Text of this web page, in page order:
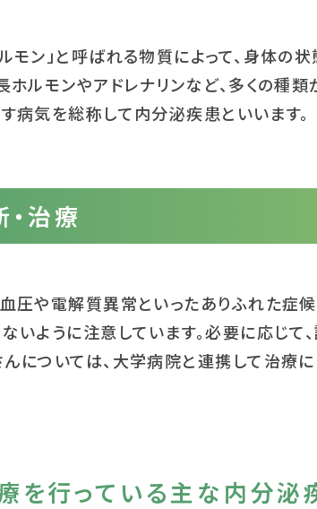
モン」と呼ばれる物質によって、身体の
ホルモンやアドレナリンなど、多くの種
病気を総称して内分泌疾患といいます。
・治療
圧や電解質異常といったありふれた症
いように注意しています。必要に応じ
については、大学病院と連携して治療
を行っている主な内分泌